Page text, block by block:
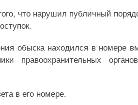
что нарушил публичный
обыска находился в номере
правоохранительных
в его номере.